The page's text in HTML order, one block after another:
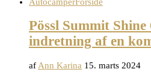
Pössl Summit
indretning af en
af Ann Karina 15. marts 2024